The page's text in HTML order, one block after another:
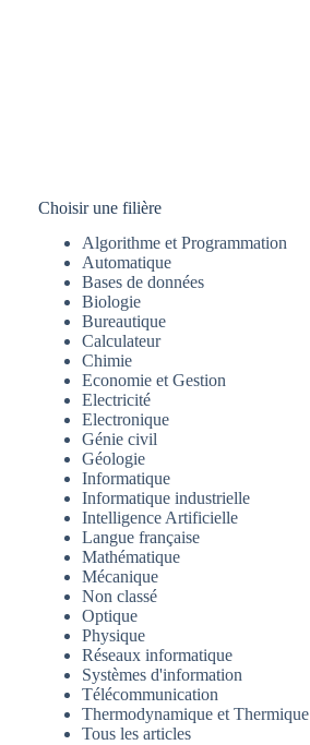
Choisir une filière
Algorithme et Programmation
Automatique
Bases de données
Biologie
Bureautique
Calculateur
Chimie
Economie et Gestion
Electricité
Electronique
Génie civil
Géologie
Informatique
Informatique industrielle
Intelligence Artificielle
Langue française
Mathématique
Mécanique
Non classé
Optique
Physique
Réseaux informatique
Systèmes d'information
Télécommunication
Thermodynamique et Thermique
Tous les articles